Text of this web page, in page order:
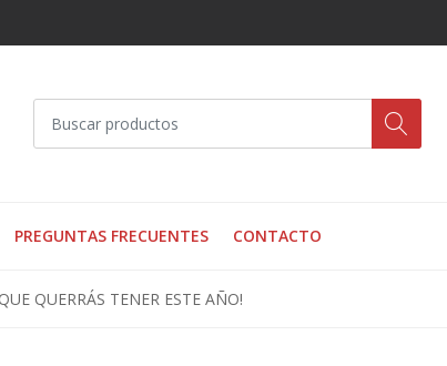
PREGUNTAS FRECUENTES CONTACTO
QUERRÁS TENER ESTE AÑO!